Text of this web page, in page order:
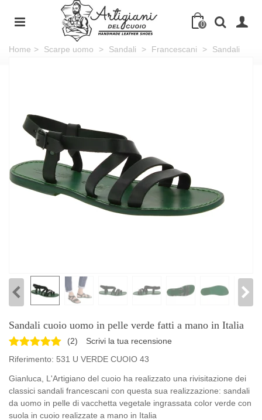
0
Home > Scarpe uomo > Sandali > Francescani >
Sandali
Sandali cuoio uomo in pelle verde fatti a mano in Italia
(2)
Scrivi la tua recensione
Riferimento: 531 U VERDE CUOIO 43
Gianluca, L'Artigiano del cuoio ha realizzato una rivisitazione dei
classici sandali francescani con questa sua realizzazione: sandali
da uomo in pelle di vacchetta vegetale ingrassata color verde con
suola in cuoio realizzate a mano in Italia